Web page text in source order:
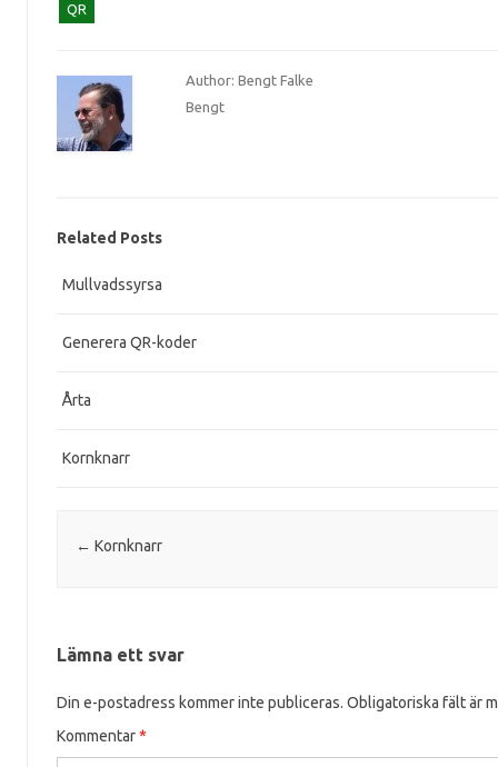
QR
Author: Bengt Falke
Bengt
Related Posts
Mullvadssyrsa
Generera QR-koder
Årta
Kornknarr
Post navigation
← Kornknarr
Lämna ett svar
Din e-postadress kommer inte publiceras. Obligatoriska fält är
Kommentar*